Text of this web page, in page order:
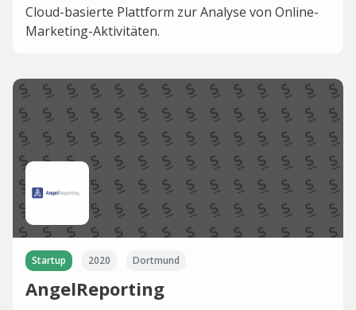
Cloud-basierte Plattform zur Analyse von Online-
Marketing-Aktivitäten.
Startup 2020 Dortmund
AngelReporting